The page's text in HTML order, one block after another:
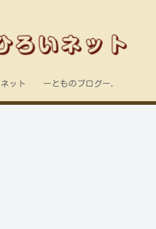
ネット ーとものブログー.